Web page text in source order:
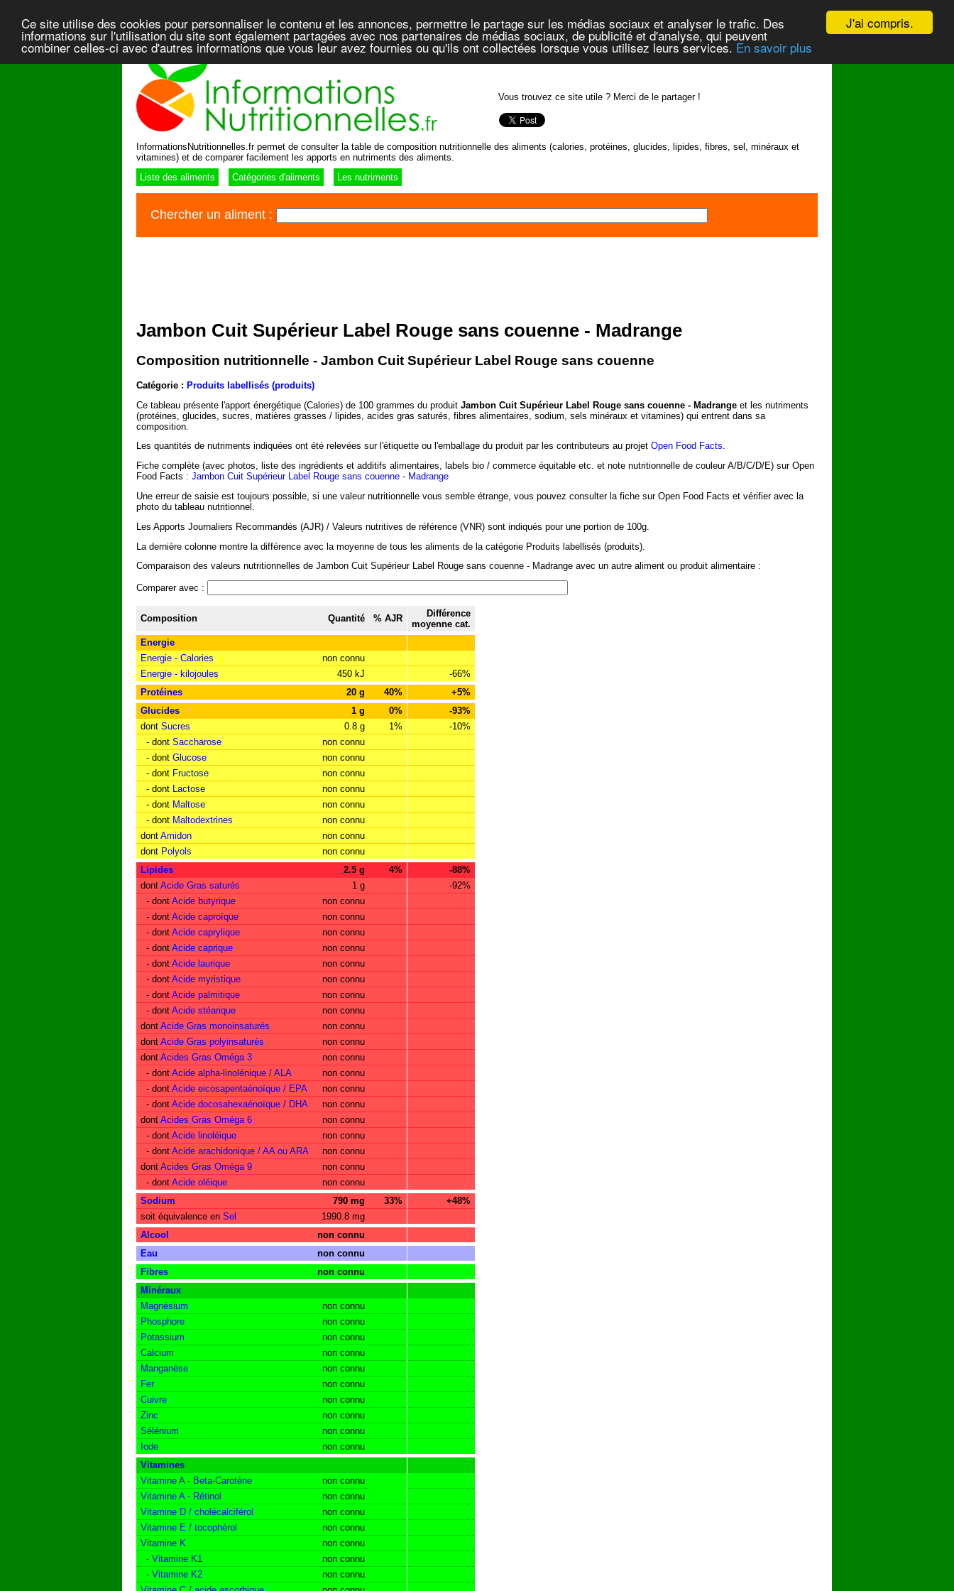
J'ai compris.
Ce site utilise des cookies pour personnaliser le contenu et les annonces, permettre le partage sur les médias sociaux et analyser le trafic. Des
informations sur l'utilisation du site sont également partagées avec nos partenaires de médias sociaux, de publicité et d'analyse, qui peuvent
combiner celles-ci avec d'autres informations que vous leur avez fournies ou qu'ils ont collectées lorsque vous utilisez leurs services. En savoir plus
Vous trouvez ce site utile ? Merci de le partager !
InformationsNutritionnelles.fr permet de consulter la table de composition nutritionnelle des aliments (calories, protéines, glucides, lipides, fibres, sel, minéraux et
vitamines) et de comparer facilement les apports en nutriments des aliments.
Liste des aliments
Catégories d'aliments Les nutriments
Chercher un aliment :
Jambon Cuit Supérieur Label Rouge sans couenne - Madrange
Composition nutritionnelle - Jambon Cuit Supérieur Label Rouge sans couenne
Catégorie : Produits labellisés (produits)
Ce tableau présente l'apport énergétique (Calories) de 100 grammes du produit Jambon Cuit Supérieur Label Rouge sans couenne - Madrange et les nutriments
(protéines, glucides, sucres, matières grasses / lipides, acides gras saturés, fibres alimentaires, sodium, sels minéraux et vitamines) qui entrent dans sa
composition.
Les quantités de nutriments indiquées ont été relevées sur l'étiquette ou l'emballage du produit par les contributeurs au projet Open Food Facts.
Fiche complète (avec photos, liste des ingrédients et additifs alimentaires, labels bio / commerce équitable etc. et note nutritionnelle de couleur A/B/C/D/E) sur Open
Food Facts : Jambon Cuit Supérieur Label Rouge sans couenne - Madrange
Une erreur de saisie est toujours possible, si une valeur nutritionnelle vous semble étrange, vous pouvez consulter la fiche sur Open Food Facts et vérifier avec la
photo du tableau nutritionnel.
Les Apports Journaliers Recommandés (AJR) / Valeurs nutritives de référence (VNR) sont indiqués pour une portion de 100g.
La dernière colonne montre la différence avec la moyenne de tous les aliments de la catégorie Produits labellisés (produits).
Comparaison des valeurs nutritionnelles de Jambon Cuit Supérieur Label Rouge sans couenne - Madrange avec un autre aliment ou produit alimentaire :
Comparer avec :
Composition Quantité % AJR
Différence
moyenne cat.
Energie
Energie - Calories
non connu
Energie - kilojoules
450 kJ
-66%
Protéines
20 g 40%
+5%
Glucides
1 g 0%
-93%
dont Sucres 0.8 g 1%
-10%
- dont Saccharose
non connu
- dont Glucose
non connu
- dont Fructose
non connu
- dont Lactose
non connu
- dont Maltose
non connu
- dont Maltodextrines
non connu
dont Amidon
non connu
dont Polyols
non connu
Lipides
2.5 g 4%
-88%
dont Acide Gras saturés 1 g
-92%
- dont Acide butyrique
non connu
- dont Acide caproïque
non connu
- dont Acide caprylique
non connu
- dont Acide caprique
non connu
- dont Acide laurique
non connu
- dont Acide myristique
non connu
- dont Acide palmitique
non connu
- dont Acide stéarique
non connu
dont Acide Gras monoinsaturés
non connu
dont Acide Gras polyinsaturés
non connu
dont Acides Gras Oméga 3
non connu
- dont Acide alpha-linolénique / ALA
non connu
- dont Acide eicosapentaénoïque / EPA
non connu
- dont Acide docosahexaénoïque / DHA
non connu
dont Acides Gras Oméga 6
non connu
- dont Acide linoléique
non connu
- dont Acide arachidonique / AA ou ARA
non connu
dont Acides Gras Oméga 9
non connu
- dont Acide oléique
non connu
Sodium
790 mg 33%
+48%
soit équivalence en Sel
1990.8 mg
Alcool
non connu
Eau
non connu
Fibres
non connu
Minéraux
Magnésium
non connu
Phosphore
non connu
Potassium
non connu
Calcium
non connu
Manganèse
non connu
Fer
non connu
Cuivre
non connu
Zinc
non connu
Sélénium
non connu
Iode
non connu
Vitamines
Vitamine A - Beta-Carotène
non connu
Vitamine A - Rétinol
non connu
Vitamine D / cholécalciférol
non connu
Vitamine E / tocophérol
non connu
Vitamine K
non connu
- Vitamine K1
non connu
- Vitamine K2
non connu